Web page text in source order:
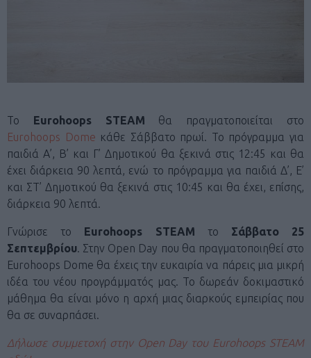
Το Eurohoops STEAM θα πραγματοποιείται στο
Eurohoops Dome κάθε Σάββατο πρωί. Το πρόγραμμα για
παιδιά Α’, Β’ και Γ’ Δημοτικού θα ξεκινά στις 12:45 και θα
έχει διάρκεια 90 λεπτά, ενώ το πρόγραμμα για παιδιά Δ’, Ε’
και ΣΤ’ Δημοτικού θα ξεκινά στις 10:45 και θα έχει, επίσης,
διάρκεια 90 λεπτά.
Γνώρισε το Eurohoops STEAM το Σάββατο 25
Σεπτεμβρίου. Στην Open Day που θα πραγματοποιηθεί στο
Eurohoops Dome θα έχεις την ευκαιρία να πάρεις μια μικρή
ιδέα του νέου προγράμματός μας. Το δωρεάν δοκιμαστικό
μάθημα θα είναι μόνο η αρχή μιας διαρκούς εμπειρίας που
θα σε συναρπάσει.
Δήλωσε συμμετοχή στην Open Day του Eurohoops STEAM